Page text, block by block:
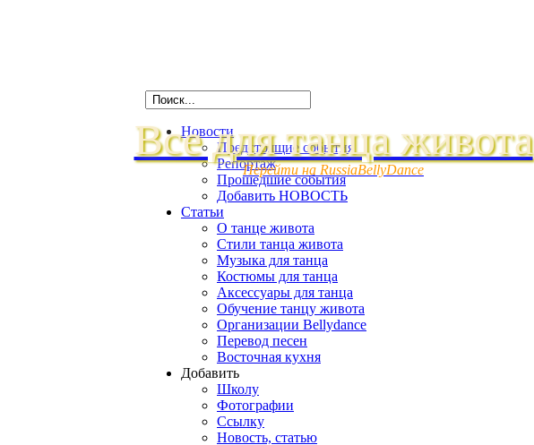
Все для танца живота
Перейти на RussiaBellyDance
Новости
Предстоящие события
Репортаж
Прошедшие события
Добавить НОВОСТЬ
Статьи
О танце живота
Стили танца живота
Музыка для танца
Костюмы для танца
Аксессуары для танца
Обучение танцу живота
Организации Bellydance
Перевод песен
Восточная кухня
Добавить
Школу
Фотографии
Ссылку
Новость, статью